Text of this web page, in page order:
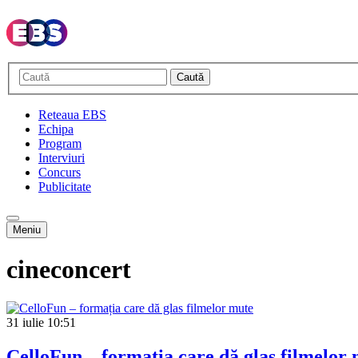
Caută
Reteaua EBS
Echipa
Program
Interviuri
Concurs
Publicitate
Meniu
cineconcert
31 iulie 10:51